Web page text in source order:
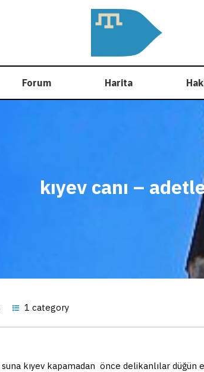
Forum Harita
kıyev canı –
1 category
kıyev kapamadan önce delikanlılar düğün